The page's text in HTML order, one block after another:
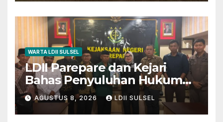
WARTA LDII SULSEL
LDII Parepare dan Kejari
Bahas Penyuluhan Hukum
untuk Warga dan Masyarakat
AGUSTUS 8, 2026 LDII SULSEL